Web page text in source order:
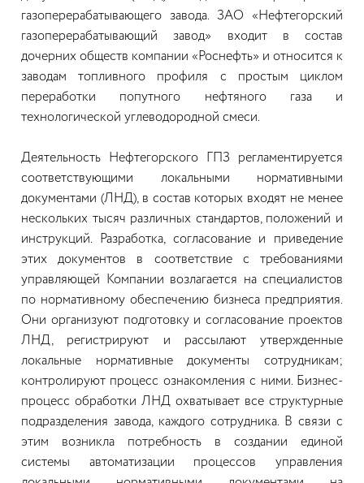
газоперерабатывающего завода. ЗАО «Нефтегорский
газоперерабатывающий завод» входит в состав
дочерних обществ компании «Роснефть» и относится к
заводам топливного профиля с простым циклом
переработки попутного нефтяного газа и
технологической углеводородной смеси.
Деятельность Нефтегорского ГПЗ регламентируется
соответствующими локальными нормативными
документами (ЛНД), в состав которых входят не менее
нескольких тысяч различных стандартов, положений и
инструкций. Разработка, согласование и приведение
этих документов в соответствие с требованиями
управляющей Компании возлагается на специалистов
по нормативному обеспечению бизнеса предприятия.
Они организуют подготовку и согласование проектов
ЛНД, регистрируют и рассылают утвержденные
локальные нормативные документы сотрудникам;
контролируют процесс ознакомления с ними. Бизнес-
процесс обработки ЛНД охватывает все структурные
подразделения завода, каждого сотрудника. В связи с
этим возникла потребность в создании единой
системы автоматизации процессов управления